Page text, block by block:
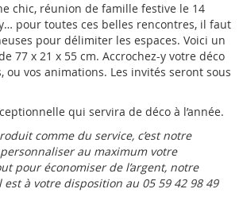
chic, réunion de famille festive le 14
pour toutes ces belles rencontres, il faut
pour délimiter les espaces. Voici un
77 x 21 x 55 cm. Accrochez-y votre déco
ou vos animations. Les invités seront sous
qui servira de déco à l’année.
comme du service, c’est notre
au maximum votre
pour économiser de l’argent, notre
à votre disposition au 05 59 42 98 49